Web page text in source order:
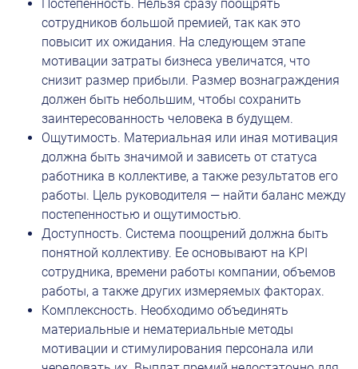
Постепенность. Нельзя сразу поощрять
сотрудников большой премией, так как это
повысит их ожидания. На следующем этапе
мотивации затраты бизнеса увеличатся, что
снизит размер прибыли. Размер вознаграждения
должен быть небольшим, чтобы сохранить
заинтересованность человека в будущем.
Ощутимость. Материальная или иная мотивация
должна быть значимой и зависеть от статуса
работника в коллективе, а также результатов его
работы. Цель руководителя — найти баланс между
постепенностью и ощутимостью.
Доступность. Система поощрений должна быть
понятной коллективу. Ее основывают на KPI
сотрудника, времени работы компании, объемов
работы, а также других измеряемых факторах.
Комплексность. Необходимо объединять
материальные и нематериальные методы
мотивации и стимулирования персонала или